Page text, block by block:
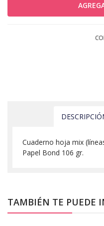
Cuaderno hoja mix
Papel Bond 106 gr.
TAMBIÉN TE PUEDE